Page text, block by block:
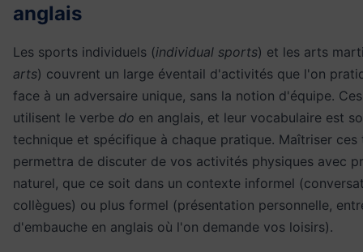
anglais
Les sports individuels (individual sports) et les arts
arts) couvrent un large éventail d'activités que l'on
face à un adversaire unique, sans la notion d'équipe.
utilisent le verbe do en anglais, et leur vocabulaire est
technique et spécifique à chaque pratique. Maîtriser ces
permettra de discuter de vos activités physiques avec
naturel, que ce soit dans un contexte informel
collègues) ou plus formel (présentation personnelle,
d'embauche en anglais où l'on demande vos loisirs).